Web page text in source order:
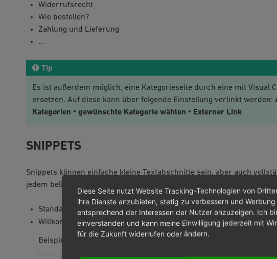
Widerrufsrecht
Wie bestellen?
Zahlung und Lieferung
…
Tip
Es ist außerdem möglich, eine Kategorieseite durch eine mit Visual
ersetzen. Auf diese kann über folgende Einstellung verlinkt werden:
Kategorien ‣ gewünschte Kategorie wählen ‣ Externer Link
SNIPPETS
Snippets können einfache kleine Textabschnitte sein, aber auch
jedem beliebigen CMS-Inhalt eingefügt werden können. Zu diesen
Standard Footer
Willkommenstext auf der Startseite (oxstartwelcomemuss zuvor
Beispiel für eine persönliche Begrüßung nach Anmeldung:
Diese Seite nutzt Website Tracking-Technologien von
ihre Dienste anzubieten, stetig zu verbessern und Werbung
entsprechend der Interessen der Nutzer anzuzeigen. Ich
einverstanden und kann meine Einwilligung jederzeit mit
für die Zukunft widerrufen oder ändern.